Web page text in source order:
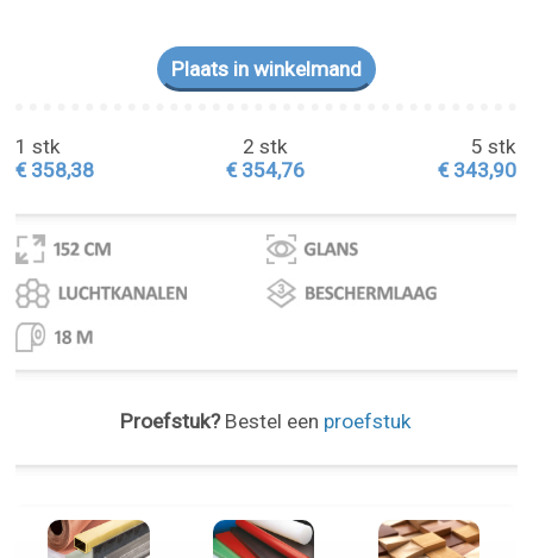
1 stk
€ 358,38
2 stk
€ 354,76
5 stk
€ 343,90
Proefstuk?Bestel een proefstuk